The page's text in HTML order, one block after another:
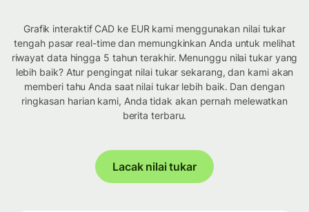
Grafik interaktif CAD ke EUR kami menggunakan nilai tukar
tengah pasar real-time dan memungkinkan Anda untuk melihat
riwayat data hingga 5 tahun terakhir. Menunggu nilai tukar yang
lebih baik? Atur pengingat nilai tukar sekarang, dan kami akan
memberi tahu Anda saat nilai tukar lebih baik. Dan dengan
ringkasan harian kami, Anda tidak akan pernah melewatkan
berita terbaru.
Lacak nilai tukar